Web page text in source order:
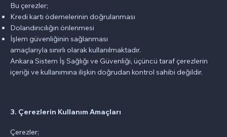
Bu çerezler;
Kredi kartı ödemelerinin doğrulanması
Dolandırıcılığın önlenmesi
İşlem güvenliğinin sağlanması
amaçlarıyla sınırlı olarak kullanılmaktadır.
Ankara Sistem İş Sağlığı ve Güvenliği, üçüncü taraf çerezlerin
içeriği ve kullanımına ilişkin doğrudan kontrol sahibi değildir.
3. Çerezlerin Kullanım Amaçları
Çerezler;